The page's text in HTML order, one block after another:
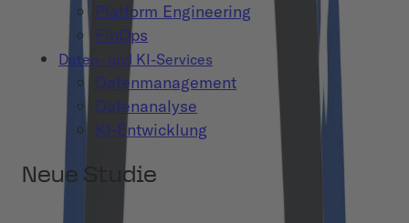
Platform Engineering
FinOps
Daten- und KI-Services
Datenmanagement
Datenanalyse
KI-Entwicklung
Neue Studie